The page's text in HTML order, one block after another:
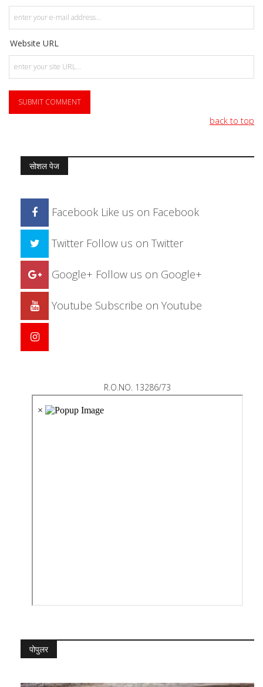
Website URL
back to top
सोशल पेज
Facebook Like us on Facebook
Twitter Follow us on Twitter
Google+ Follow us on Google+
Youtube Subscribe on Youtube
R.O.NO. 13286/73
पोपुलर